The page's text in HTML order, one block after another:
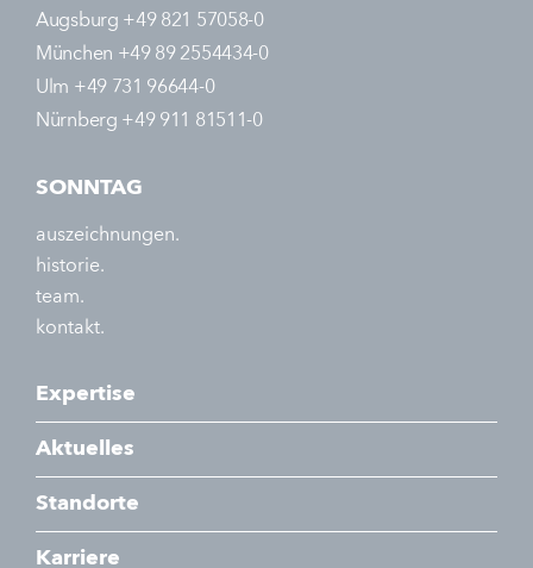
Augsburg +49 821 57058-0
München +49 89 2554434-0
Ulm +49 731 96644-0
Nürnberg +49 911 81511-0
SONNTAG
auszeichnungen.
historie.
team.
kontakt.
Expertise
Aktuelles
Standorte
Karriere